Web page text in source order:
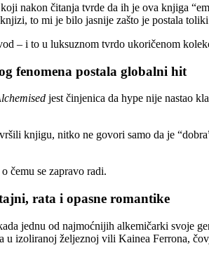
nakon čitanja tvrde da ih je ova knjiga
to mi je bilo jasnije zašto je postala
– i to u luksuznom tvrdo ukoričenom
fenomena postala globalni hit
jest činjenica da hype nije nastao
knjigu, nitko ne govori samo da je
čemu se zapravo radi.
rata i opasne romantike
jednu od najmoćnijih alkemičarki svoje
u izoliranoj željeznoj vili Kainea Ferrona,